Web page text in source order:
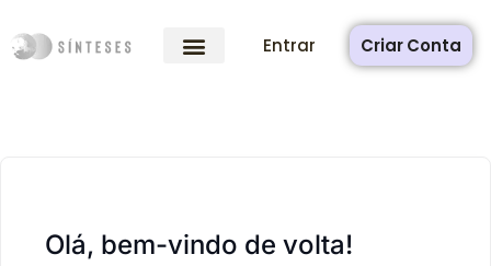
Entrar Criar Conta
Olá, bem-vindo de volta!